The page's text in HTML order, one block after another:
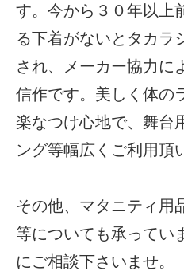
す。今から３０年以上
る下着がないとタカラ
され、メーカー協力に
信作です。美しく体の
楽なつけ心地で、舞台
ング等幅広くご利用頂
その他、マタニティ用
等についても承ってい
にご相談下さいませ。